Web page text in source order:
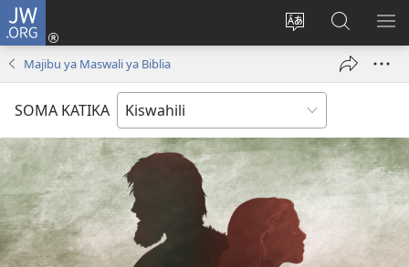
JW.ORG
Badili
tovuti
Ingia
(opens
Tafuta
Katika
JW.ORG
Majibu ya Maswali ya Biblia
SOMA KATIKA